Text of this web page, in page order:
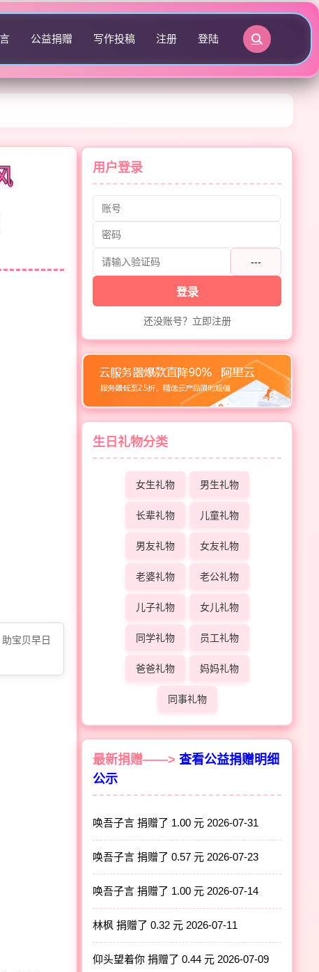
公益捐赠 写作投稿 注册 登陆
宝贝早日
用户登录
---
登录
还没账号？立即注册
生日礼物分类
女生礼物 男生礼物
长辈礼物 儿童礼物
男友礼物 女友礼物
老婆礼物 老公礼物
儿子礼物 女儿礼物
同学礼物 员工礼物
爸爸礼物 妈妈礼物
同事礼物
最新捐赠——> 查看公益捐赠明细
公示
唤吾子言 捐赠了 1.00 元 2026-07-31
唤吾子言 捐赠了 0.57 元 2026-07-23
唤吾子言 捐赠了 1.00 元 2026-07-14
林枫 捐赠了 0.32 元 2026-07-11
仰头望着你 捐赠了 0.44 元 2026-07-09